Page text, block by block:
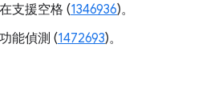
支援空格 (1346936)。
能偵測 (1472693)。